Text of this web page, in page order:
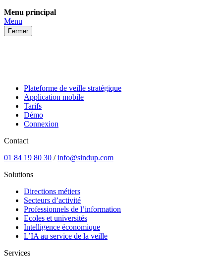
Passer
au
contenu
Menu principal
Menu
Fermer
Plateforme de veille stratégique
Application mobile
Tarifs
Démo
Connexion
Contact
01 84 19 80 30 /info@sindup.com
Solutions
Directions métiers
Secteurs d’activité
Professionnels de l’information
Ecoles et universités
Intelligence économique
L’IA au service de la veille
Services